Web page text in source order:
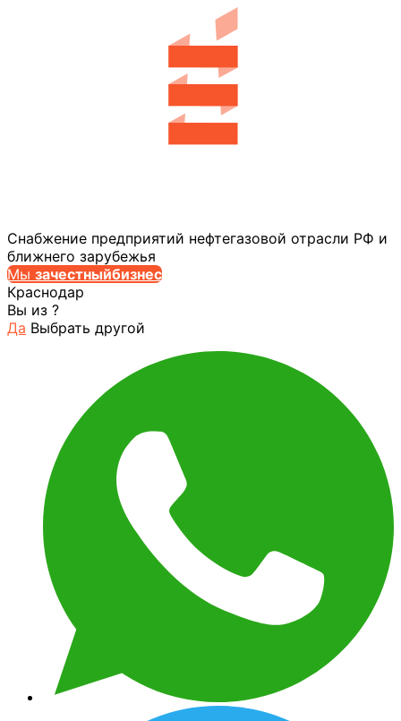
Снабжение предприятий нефтегазовой отрасли РФ и
ближнего зарубежья
Мы зачестныйбизнес
Краснодар
Вы из ?
Да Выбрать другой